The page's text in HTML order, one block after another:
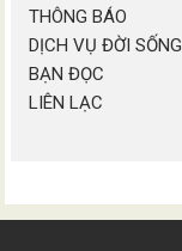
THÔNG BÁO
DỊCH VỤ ĐỜI SỐNG
BẠN ĐỌC
LIÊN LẠC